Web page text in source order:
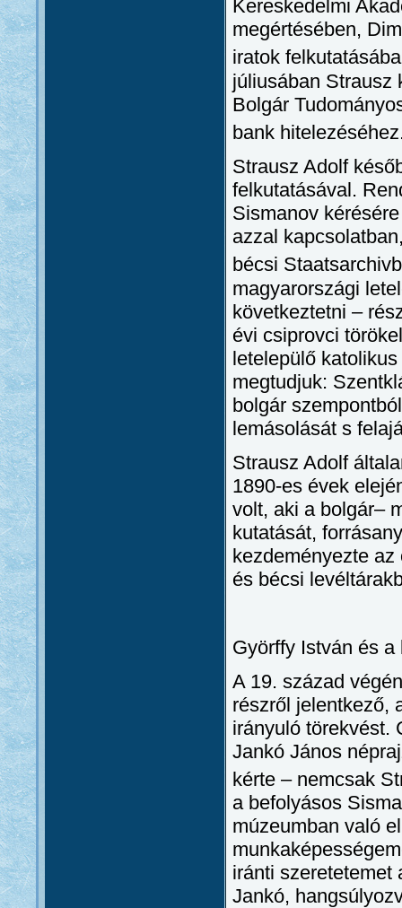
Kereskedelmi
megértésében,
iratok
júliusában Strausz
Bolgár
bank
Strausz Adolf
felkutatásával.
Sismanov
azzal
bécsi
magyarországi
következtetni –
évi csiprovci
letelepülő
megtudjuk:
bolgár
lemásolását s
Strausz Adolf
1890-es évek
volt, aki a bolgár–
kutatását,
kezdeményezte
és bécsi
Györffy István és
A 19. század
részről jelentkező,
irányuló törekvést.
Jankó János
kérte – nemcsak
a befolyásos
múzeumban való
iránti szeretetemet
Jankó,